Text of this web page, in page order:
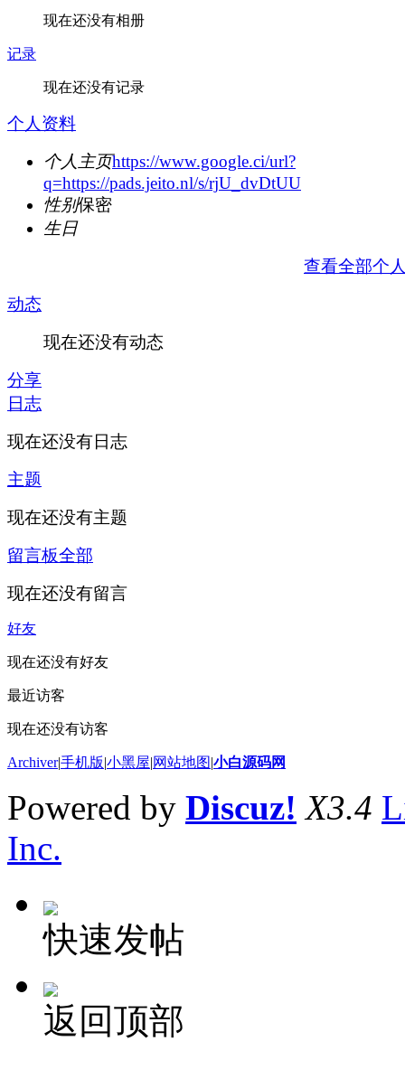
现在还没有相册
记录
现在还没有记录
个人资料
个人主页https://www.google.ci/url?
q=https://pads.jeito.nl/s/rjU_dvDtUU
性别保密
生日
查看全部个
动态
现在还没有动态
分享
日志
现在还没有日志
主题
现在还没有主题
留言板全部
现在还没有留言
好友
现在还没有好友
最近访客
现在还没有访客
Archiver|手机版|小黑屋|网站地图|小白源码网
Powered by Discuz! X3.4
Inc.
快速发帖
返回顶部